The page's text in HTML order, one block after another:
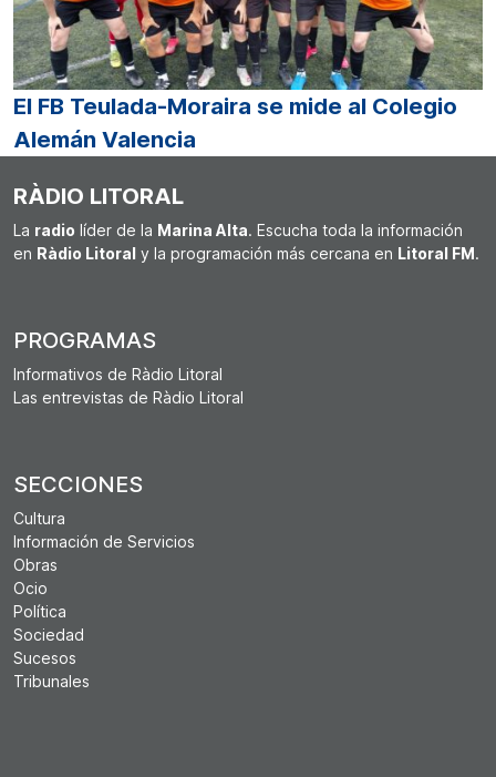
El FB Teulada-Moraira se mide al Colegio
Alemán Valencia
RÀDIO LITORAL
La radio líder de la Marina Alta. Escucha toda la información
en Ràdio Litoral y la programación más cercana en Litoral FM .
PROGRAMAS
Informativos de Ràdio Litoral
Las entrevistas de Ràdio Litoral
SECCIONES
Cultura
Información de Servicios
Obras
Ocio
Política
Sociedad
Sucesos
Tribunales